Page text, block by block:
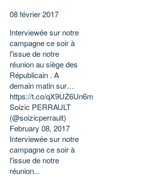
08 février 2017
Interviewée sur notre
campagne ce soir à
l'issue de notre
réunion au siège des
Républicain . A
demain matin sur…
https://t.co/qX9UZ6Un6m
Soizic PERRAULT
(@soizicperrault)
February 08, 2017
Interviewée sur notre
campagne ce soir à
l'issue de notre
réunion...